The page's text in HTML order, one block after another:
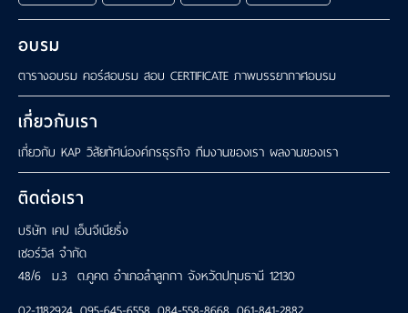
อบรม
ตารางอบรม คอร์สอบรม สอบ CERTIFICATE ภาพบรรยากาศอบรม
เกี่ยวกับเรา
เกี่ยวกับ KAP วิสัยทัศน์องค์กรธุรกิจ ทีมงานของเรา ผลงานของเรา
ติดต่อเรา
บริษัท เคป เอ็นจีเนียริ่ง
เซอร์วิส จำกัด
48/6 ม.3 ต.คูคต อำเภอลำลูกกา จังหวัดปทุมธานี 12130